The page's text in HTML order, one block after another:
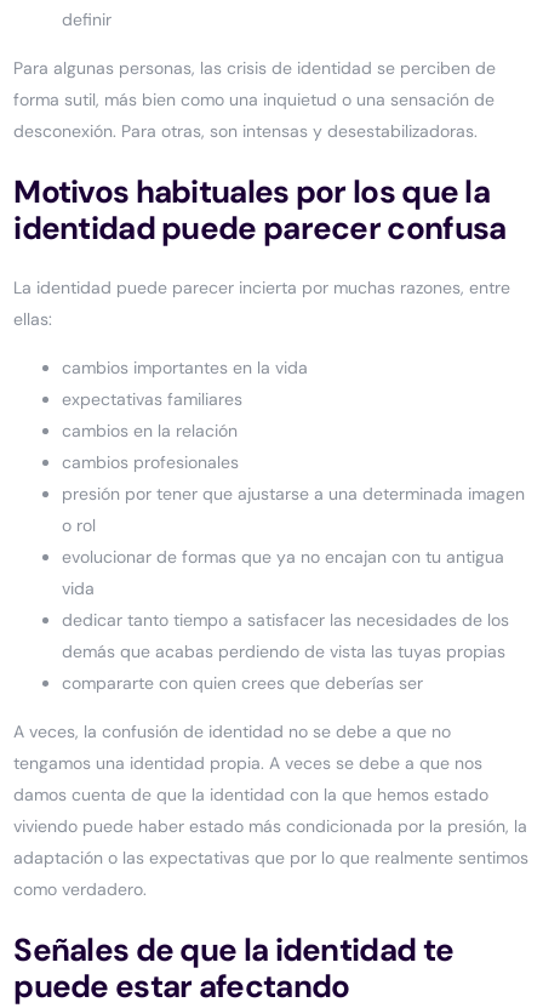
definir
Para algunas personas, las crisis de identidad se perciben de
forma sutil, más bien como una inquietud o una sensación de
desconexión. Para otras, son intensas y desestabilizadoras.
Motivos habituales por los que la
identidad puede parecer confusa
La identidad puede parecer incierta por muchas razones, entre
ellas:
cambios importantes en la vida
expectativas familiares
cambios en la relación
cambios profesionales
presión por tener que ajustarse a una determinada imagen
o rol
evolucionar de formas que ya no encajan con tu antigua
vida
dedicar tanto tiempo a satisfacer las necesidades de los
demás que acabas perdiendo de vista las tuyas propias
compararte con quien crees que deberías ser
A veces, la confusión de identidad no se debe a que no
tengamos una identidad propia. A veces se debe a que nos
damos cuenta de que la identidad con la que hemos estado
viviendo puede haber estado más condicionada por la presión, la
adaptación o las expectativas que por lo que realmente sentimos
como verdadero.
Señales de que la identidad te
puede estar afectando